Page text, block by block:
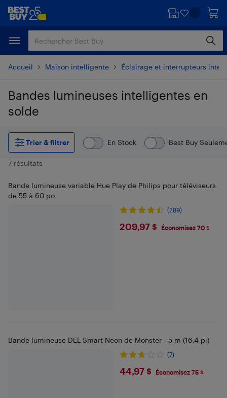
Passer
principal
Passer
Accueil Maison intelligente Éclairage et interrupteurs
Bandes lumineuses intelligentes en
solde
Passer aux résultats
Trier & filtrer
En Stock Best Buy
7 résultats
Bande lumineuse variable Hue Play de Philips pour téléviseurs
de 55 à 60 po
(289)
$209.97
209,97 $ Économisez 70 $
Bande lumineuse DEL Smart Neon de Monster - 5 m (16,4 pi)
(7)
$44.97
44,97 $ Économisez 75 $